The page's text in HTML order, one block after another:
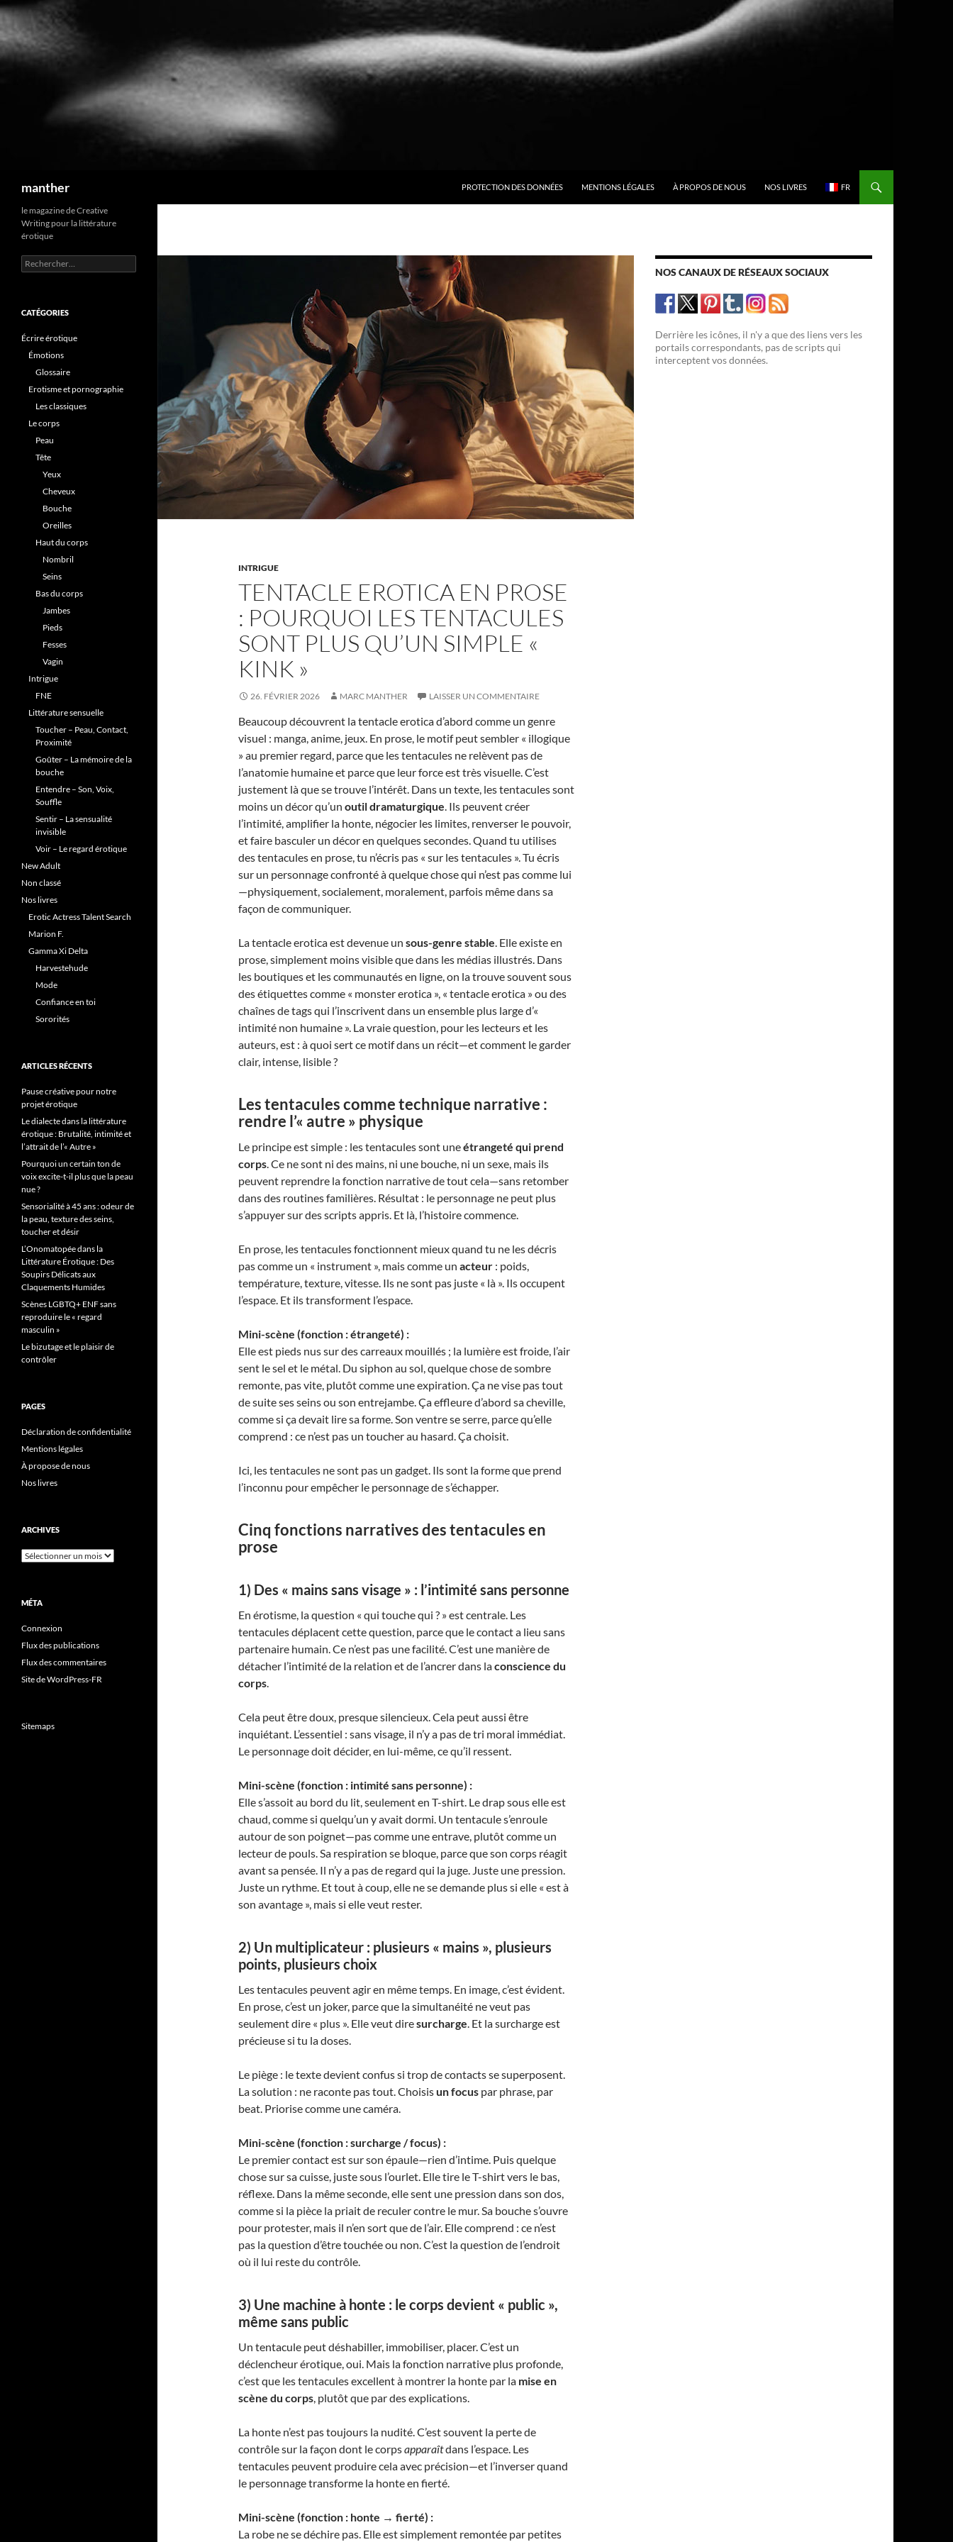
manther
PROTECTION DES DONNÉES
MENTIONS LÉGALES À PROPOS DE NOUS NOS LIVRES FR
INTRIGUE
TENTACLE EROTICA EN PROSE
: POURQUOI LES TENTACULES
SONT PLUS QU’UN SIMPLE «
KINK »
26. FÉVRIER 2026 MARC MANTHER LAISSER UN COMMENTAIRE
Beaucoup découvrent la tentacle erotica d’abord comme un genre
visuel : manga, anime, jeux. En prose, le motif peut sembler « illogique
» au premier regard, parce que les tentacules ne relèvent pas de
l’anatomie humaine et parce que leur force est très visuelle. C’est
justement là que se trouve l’intérêt. Dans un texte, les tentacules sont
moins un décor qu’un outil dramaturgique. Ils peuvent créer
l’intimité, amplifier la honte, négocier les limites, renverser le pouvoir,
et faire basculer un décor en quelques secondes. Quand tu utilises
des tentacules en prose, tu n’écris pas « sur les tentacules ». Tu écris
sur un personnage confronté à quelque chose qui n’est pas comme lui
—physiquement, socialement, moralement, parfois même dans sa
façon de communiquer.
La tentacle erotica est devenue un sous-genre stable. Elle existe en
prose, simplement moins visible que dans les médias illustrés. Dans
les boutiques et les communautés en ligne, on la trouve souvent sous
des étiquettes comme « monster erotica », « tentacle erotica » ou des
chaînes de tags qui l’inscrivent dans un ensemble plus large d’«
intimité non humaine ». La vraie question, pour les lecteurs et les
auteurs, est : à quoi sert ce motif dans un récit—et comment le garder
clair, intense, lisible ?
Les tentacules comme technique narrative :
rendre l’« autre » physique
Le principe est simple : les tentacules sont uneétrangeté qui prend
corps. Ce ne sont ni des mains, ni une bouche, ni un sexe, mais ils
peuvent reprendre la fonction narrative de tout cela—sans retomber
dans des routines familières. Résultat : le personnage ne peut plus
s’appuyer sur des scripts appris. Et là, l’histoire commence.
En prose, les tentacules fonctionnent mieux quand tu ne les décris
pas comme un « instrument », mais comme un acteur : poids,
température, texture, vitesse. Ils ne sont pas juste « là ». Ils occupent
l’espace. Et ils transforment l’espace.
Mini-scène (fonction : étrangeté) :
Elle est pieds nus sur des carreaux mouillés ; la lumière est froide, l’air
sent le sel et le métal. Du siphon au sol, quelque chose de sombre
remonte, pas vite, plutôt comme une expiration. Ça ne vise pas tout
de suite ses seins ou son entrejambe. Ça effleure d’abord sa cheville,
comme si ça devait lire sa forme. Son ventre se serre, parce qu’elle
comprend : ce n’est pas un toucher au hasard. Ça choisit.
Ici, les tentacules ne sont pas un gadget. Ils sont la forme que prend
l’inconnu pour empêcher le personnage de s’échapper.
Cinq fonctions narratives des tentacules en
prose
1) Des « mains sans visage » : l’intimité sans personne
En érotisme, la question « qui touche qui ? » est centrale. Les
tentacules déplacent cette question, parce que le contact a lieu sans
partenaire humain. Ce n’est pas une facilité. C’est une manière de
détacher l’intimité de la relation et de l’ancrer dans laconscience du
corps.
Cela peut être doux, presque silencieux. Cela peut aussi être
inquiétant. L’essentiel : sans visage, il n’y a pas de tri moral immédiat.
Le personnage doit décider, en lui-même, ce qu’il ressent.
Mini-scène (fonction : intimité sans personne) :
Elle s’assoit au bord du lit, seulement en T-shirt. Le drap sous elle est
chaud, comme si quelqu’un y avait dormi. Un tentacule s’enroule
autour de son poignet—pas comme une entrave, plutôt comme un
lecteur de pouls. Sa respiration se bloque, parce que son corps réagit
avant sa pensée. Il n’y a pas de regard qui la juge. Juste une pression.
Juste un rythme. Et tout à coup, elle ne se demande plus si elle « est à
son avantage », mais si elle veut rester.
2) Un multiplicateur : plusieurs « mains », plusieurs
points, plusieurs choix
Les tentacules peuvent agir en même temps. En image, c’est évident.
En prose, c’est un joker, parce que la simultanéité ne veut pas
seulement dire « plus ». Elle veut diresurcharge. Et la surcharge est
précieuse si tu la doses.
Le piège : le texte devient confus si trop de contacts se superposent.
La solution : ne raconte pas tout. Choisisun focus par phrase, par
beat. Priorise comme une caméra.
Mini-scène (fonction : surcharge / focus) :
Le premier contact est sur son épaule—rien d’intime. Puis quelque
chose sur sa cuisse, juste sous l’ourlet. Elle tire le T-shirt vers le bas,
réflexe. Dans la même seconde, elle sent une pression dans son dos,
comme si la pièce la priait de reculer contre le mur. Sa bouche s’ouvre
pour protester, mais il n’en sort que de l’air. Elle comprend : ce n’est
pas la question d’être touchée ou non. C’est la question de l’endroit
où il lui reste du contrôle.
3) Une machine à honte : le corps devient « public »,
même sans public
Un tentacule peut déshabiller, immobiliser, placer. C’est un
déclencheur érotique, oui. Mais la fonction narrative plus profonde,
c’est que les tentacules excellent à montrer la honte par la mise en
scène du corps, plutôt que par des explications.
La honte n’est pas toujours la nudité. C’est souvent la perte de
contrôle sur la façon dont le corpsapparaîtdans l’espace. Les
tentacules peuvent produire cela avec précision—et l’inverser quand
le personnage transforme la honte en fierté.
Mini-scène (fonction : honte → fierté) :
La robe ne se déchire pas. Elle est simplement remontée par petites
NOS CANAUX DE RÉSEAUX SOCIAUX
Derrière les icônes, il n'y a que des liens vers les
portails correspondants, pas de scripts qui
interceptent vos données.
le magazine de Creative
Writing pour la littérature
érotique
Rechercher :
CATÉGORIES
Écrire érotique
Émotions
Glossaire
Erotisme et pornographie
Les classiques
Le corps
Peau
Tête
Yeux
Cheveux
Bouche
Oreilles
Haut du corps
Nombril
Seins
Bas du corps
Jambes
Pieds
Fesses
Vagin
Intrigue
FNE
Littérature sensuelle
Toucher – Peau, Contact,
Proximité
Goûter – La mémoire de la
bouche
Entendre – Son, Voix,
Souffle
Sentir – La sensualité
invisible
Voir – Le regard érotique
New Adult
Non classé
Nos livres
Erotic Actress Talent Search
Marion F.
Gamma Xi Delta
Harvestehude
Mode
Confiance en toi
Sororités
ARTICLES RÉCENTS
Pause créative pour notre
projet érotique
Le dialecte dans la littérature
érotique : Brutalité, intimité et
l’attrait de l’« Autre »
Pourquoi un certain ton de
voix excite-t-il plus que la peau
nue ?
Sensorialité à 45 ans : odeur de
la peau, texture des seins,
toucher et désir
L’Onomatopée dans la
Littérature Érotique : Des
Soupirs Délicats aux
Claquements Humides
Scènes LGBTQ+ ENF sans
reproduire le « regard
masculin »
Le bizutage et le plaisir de
contrôler
PAGES
Déclaration de confidentialité
Mentions légales
À propose de nous
Nos livres
ARCHIVES
Archives
MÉTA
Connexion
Flux des publications
Flux des commentaires
Site de WordPress-FR
Sitemaps